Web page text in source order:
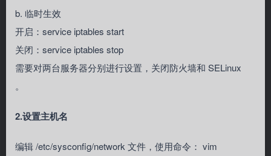
b. 临时生效
开启：service iptables start
关闭：service iptables stop
需要对两台服务器分别进行设置，关闭防火墙和 SELinux
。
2.设置主机名
编辑 /etc/sysconfig/network 文件，使用命令： vim